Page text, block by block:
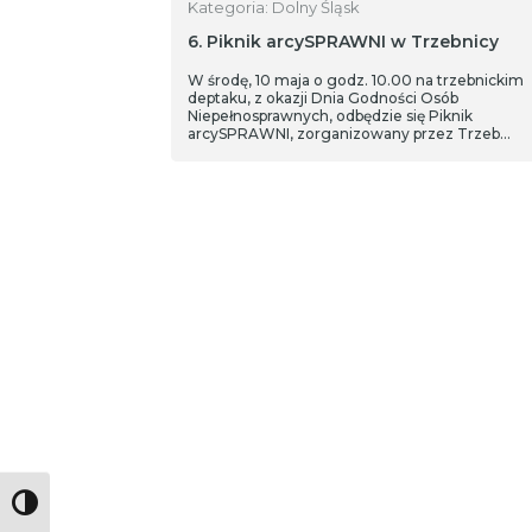
Toggle High Contrast
Kategoria: Dolny Śląsk
6. Piknik arcySPRAWNI w Trzebnicy
W środę, 10 maja o godz. 10.00 na trzebnickim
deptaku, z okazji Dnia Godności Osób
Niepełnosprawnych, odbędzie się Piknik
arcySPRAWNI, zorganizowany przez Trzeb…